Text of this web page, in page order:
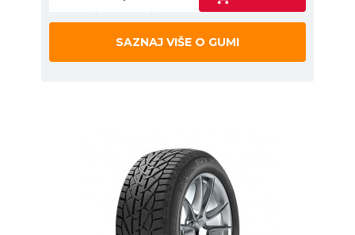
SAZNAJ VIŠE O GUMI